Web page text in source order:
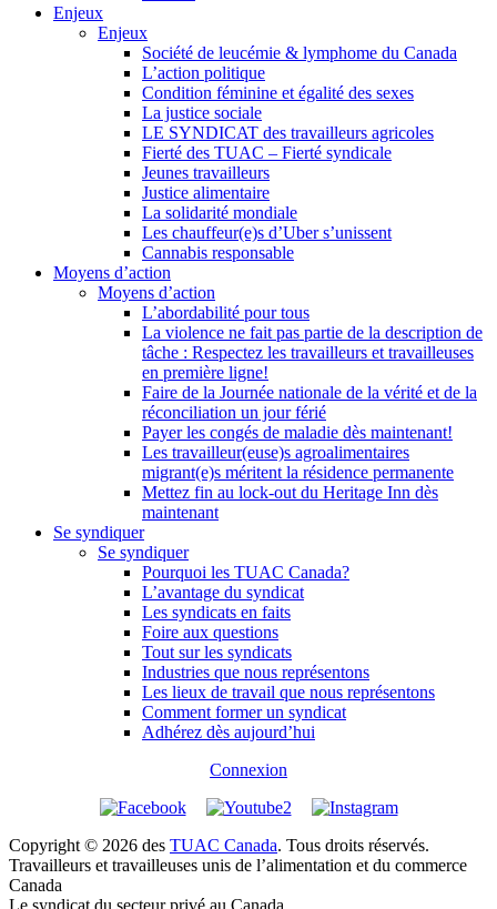
Enjeux
Enjeux
Société de leucémie & lymphome du Canada
L’action politique
Condition féminine et égalité des sexes
La justice sociale
LE SYNDICAT des travailleurs agricoles
Fierté des TUAC – Fierté syndicale
Jeunes travailleurs
Justice alimentaire
La solidarité mondiale
Les chauffeur(e)s d’Uber s’unissent
Cannabis responsable
Moyens d’action
Moyens d’action
L’abordabilité pour tous
La violence ne fait pas partie de la description de
tâche : Respectez les travailleurs et travailleuses
en première ligne!
Faire de la Journée nationale de la vérité et de la
réconciliation un jour férié
Payer les congés de maladie dès maintenant!
Les travailleur(euse)s agroalimentaires
migrant(e)s méritent la résidence permanente
Mettez fin au lock-out du Heritage Inn dès
maintenant
Se syndiquer
Se syndiquer
Pourquoi les TUAC Canada?
L’avantage du syndicat
Les syndicats en faits
Foire aux questions
Tout sur les syndicats
Industries que nous représentons
Les lieux de travail que nous représentons
Comment former un syndicat
Adhérez dès aujourd’hui
Connexion
Copyright © 2026 des TUAC Canada. Tous droits réservés.
Travailleurs et travailleuses unis de l’alimentation et du commerce
Canada